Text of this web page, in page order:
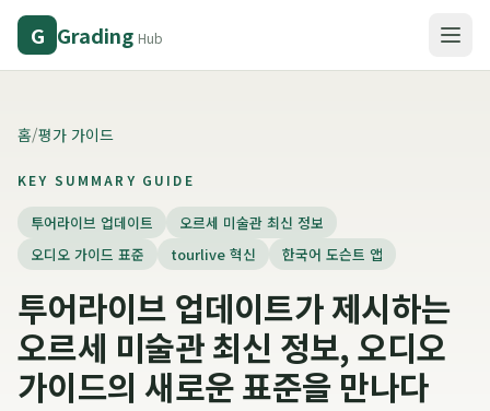
G Grading Hub
홈/평가 가이드
KEY SUMMARY GUIDE
투어라이브 업데이트
오르세 미술관 최신 정보
오디오 가이드 표준
tourlive 혁신 한국어 도슨트 앱
투어라이브 업데이트가 제시하는
오르세 미술관 최신 정보, 오디오
가이드의 새로운 표준을 만나다